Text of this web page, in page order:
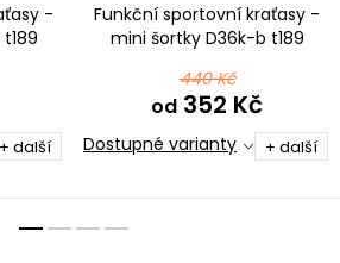
-
+ další
Funkční sportovní kraťasy -
mini šortky D36k-b t189
440 Kč
od 352 Kč
Dostupné varianty + další